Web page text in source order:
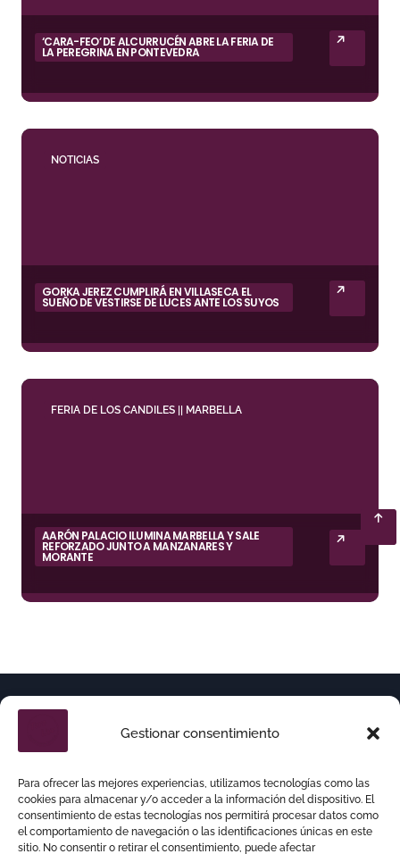
Gestionar consentimiento
Para ofrecer las mejores experiencias, utilizamos tecnologías como las
cookies para almacenar y/o acceder a la información del dispositivo. El
consentimiento de estas tecnologías nos permitirá procesar datos como
el comportamiento de navegación o las identificaciones únicas en este
sitio. No consentir o retirar el consentimiento, puede afectar
‘CARA-FEO’ DE ALCURRUCÉN ABRE LA FERIA DE
LA PEREGRINA EN PONTEVEDRA
NOTICIAS
GORKA JEREZ CUMPLIRÁ EN VILLASECA EL
SUEÑO DE VESTIRSE DE LUCES ANTE LOS SUYOS
FERIA DE LOS CANDILES || MARBELLA
AARÓN PALACIO ILUMINA MARBELLA Y SALE
REFORZADO JUNTO A MANZANARES Y
MORANTE